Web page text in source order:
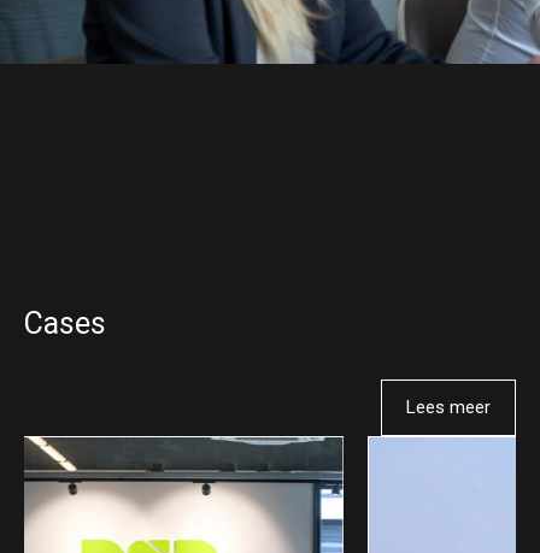
Cases
Lees meer